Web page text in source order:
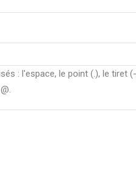
: l'espace, le point (.), le tiret